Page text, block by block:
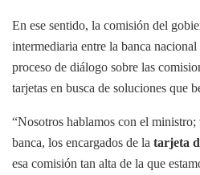
En ese sentido, la comisión del
intermediaria entre la banca nacional
proceso de diálogo sobre las
tarjetas en busca de soluciones que
“Nosotros hablamos con el ministro;
banca, los encargados de la tarjeta
esa comisión tan alta de la que